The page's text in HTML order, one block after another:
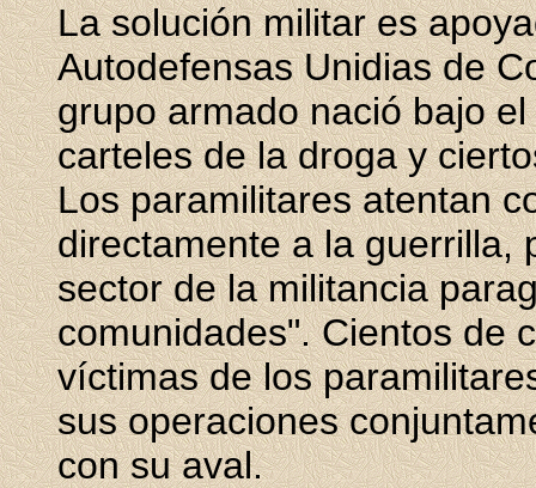
La solución militar es
Autodefensas Unidias de
grupo armado nació bajo
carteles de la droga y
Los paramilitares atentan
directamente a la guerrilla,
sector de la militancia
comunidades". Cientos de
víctimas de los
sus operaciones
con su aval.